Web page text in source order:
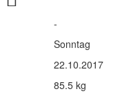
-
Sonntag
22.10.2017
85.5 kg